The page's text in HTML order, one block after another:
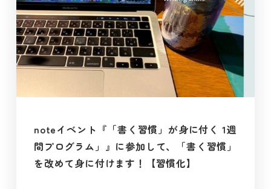
noteイベント『「書く習慣」が身に付く 1週
間プログラム」』に参加して、「書く習慣」
を改めて身に付けます！【習慣化】